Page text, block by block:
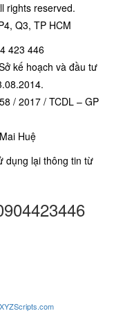
rights reserved.
Q3, TP HCM
423 446
kế hoạch và đầu tư
/ 2017 / TCDL – GP
Huệ
dụng lại thông tin từ
XYZScripts.com